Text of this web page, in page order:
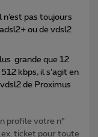
n’est pas toujours
ou de vdsl2
grande que 12
kbps, il s’agit en
de Proximus
profile votre n°
ticket pour toute